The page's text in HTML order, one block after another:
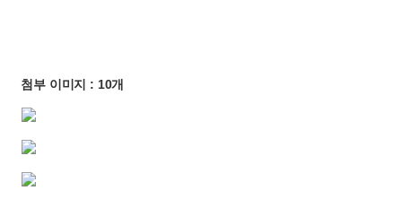
첨부 이미지 : 10개